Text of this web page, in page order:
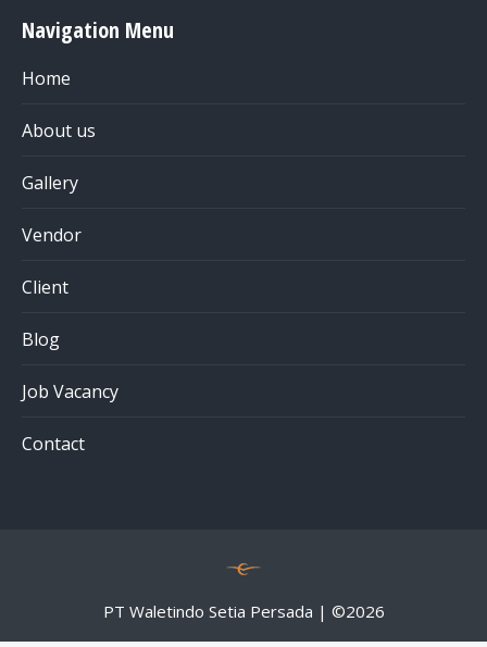
Navigation Menu
Home
About us
Gallery
Vendor
Client
Blog
Job Vacancy
Contact
PT Waletindo Setia Persada | ©2026